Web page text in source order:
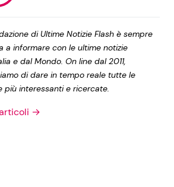
Policy
di Ultime Notizie Flash è sempre
a informare con le ultime notizie
e dal Mondo. On line dal 2011,
di dare in tempo reale tutte le
più interessanti e ricercate.
→